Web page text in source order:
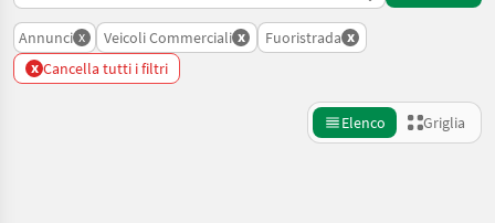
Annunci x Veicoli Commerciali x Fuoristrada x
x Cancella tutti i filtri
Elenco Griglia